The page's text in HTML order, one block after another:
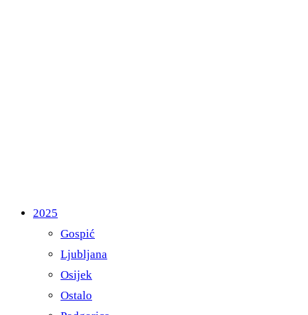
2025
Gospić
Ljubljana
Osijek
Ostalo